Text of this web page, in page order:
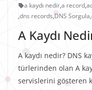
a kaydı nedir,a record,
,dns records,DNS Sorgula,
A Kaydı
A kaydı nedir? DNS
türlerinden olan A
servislerini gösteren